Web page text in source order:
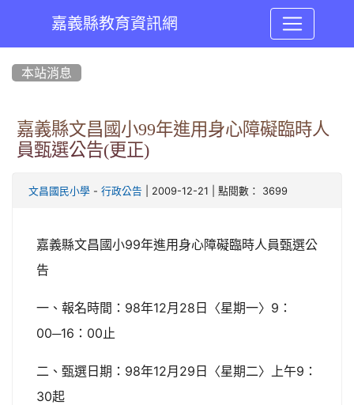
嘉義縣教育資訊網
本站消息
嘉義縣文昌國小99年進用身心障礙臨時人
員甄選公告(更正)
文昌國民小學 - 行政公告 | 2009-12-21 | 點閱數： 3699
嘉義縣文昌國小99年進用身心障礙臨時人員甄選公
告
一、報名時間：98年12月28日〈星期一〉9：
00─16：00止
二、甄選日期：98年12月29日〈星期二〉上午9：
30起